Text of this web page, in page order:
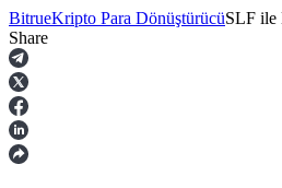
Vadeli İşlemler
BitrueKripto Para DönüştürücüSLF ile
Share